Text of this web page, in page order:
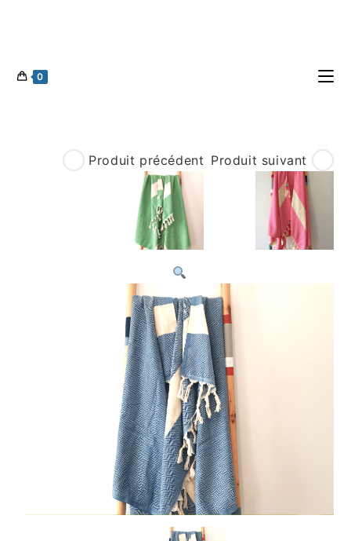
0
Produit précédent Produit suivant